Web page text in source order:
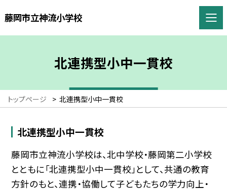
藤岡市立神流小学校
北連携型小中一貫校
トップページ > 北連携型小中一貫校
北連携型小中一貫校
藤岡市立神流小学校は、北中学校・藤岡第二小学校
とともに「北連携型小中一貫校」として、共通の教育
方針のもと、連携・協働して子どもたちの学力向上・